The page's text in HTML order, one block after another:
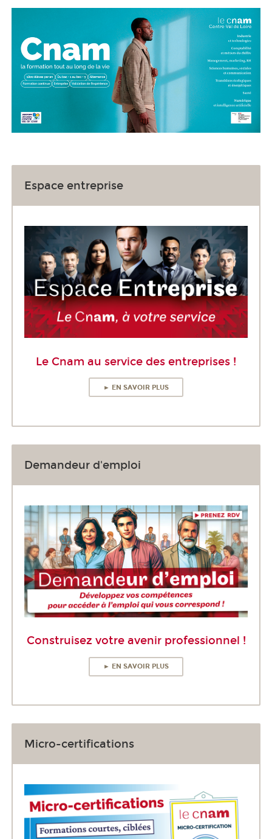
Espace entreprise
Le Cnam au service des entreprises !
► EN SAVOIR PLUS
Demandeur d'emploi
Construisez votre avenir professionnel !
► EN SAVOIR PLUS
Micro-certifications